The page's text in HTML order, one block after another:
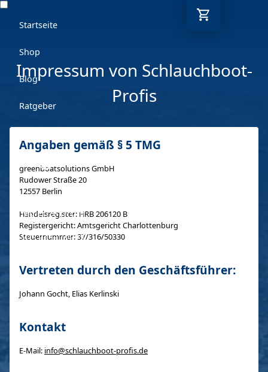
Startseite
Shop
Blog
Ratgeber
Mo-Fr: 9-17 Uhr
030 6293 7808-5
Impressum von Schlauchboot-
Profis
Angaben gemäß § 5 TMG
greenboatsolutions GmbH
Rudower Straße 20
12557 Berlin
Handelsregister: HRB 206120 B
Registergericht: Amtsgericht Charlottenburg
Steuernummer: 37/316/50330
Vertreten durch den Geschäftsführer:
Johann Gocht, Elias Kerlinski
Kontakt
E-Mail: info@schlauchboot-profis.de